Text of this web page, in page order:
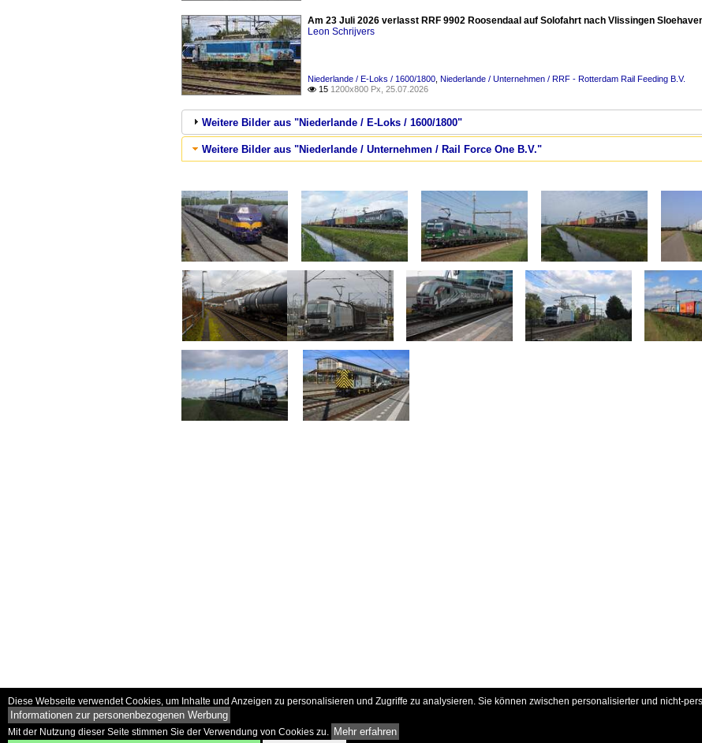
Am 23 Juli 2026 verlasst RRF 9902 Roosendaal auf Solofahrt nach Vlissingen
Leon Schrijvers
Niederlande / E-Loks / 1600/1800 Niederlande / Unternehmen / RRF - Rotterdam Rail Feeding B.V.
 15 1200x800 Px, 25.07.2026
Weitere Bilder aus "Niederlande / E-Loks / 1600/1800"
Weitere Bilder aus "Niederlande / Unternehmen / Rail Force One B.V."
Diese Webseite verwendet Cookies, um Inhalte und Anzeigen zu personalisieren und Zugriffe zu analysieren. Sie können zwischen personalisierter und nicht-
Informationen zur personenbezogenen Werbung
Mit der Nutzung dieser Seite stimmen Sie der Verwendung von Cookies zu. Mehr erfahren